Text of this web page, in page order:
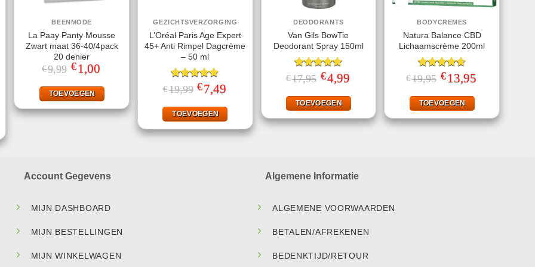
BEENMODE
La Paay Panty Mousse
Zwart maat 36-40/4pack
20 denier
€9,99 Oorspronkelijke
prijs
€9,99.
€ 1,00Huidige
€1,00.
TOEVOEGEN
GEZICHTSVERZORGING
L’Oréal Paris Age Expert
45+ Anti Rimpel Dagcrème
– 50 ml
Gewaardeerd
4.80 uit 5
€19,99 Oorspronkelijke
prijs
€19,99.
€7,49
€7,49.
TOEVOEGEN
DEODORANTS
Van Gils BowTie
Deodorant Spray 150ml
Gewaardeerd
5.00 uit 5
€17,95 Oorspronkelijke
prijs
€17,95.
€4,99Huidige
€4,99.
TOEVOEGEN
BODYCREMES
Natura Balance CBD
Lichaamscrème 200ml
Gewaardeerd
4.67uit 5
€19,95 Oorspronkelijke
prijs
€19,95.
€ 13,95prijs
TOEVOEGEN
Account Gegevens
MIJN DASHBOARD
MIJN BESTELLINGEN
MIJN WINKELWAGEN
Algemene Informatie
ALGEMENE VOORWAARDEN
BETALEN/AFREKENEN
BEDENKTIJD/RETOUR